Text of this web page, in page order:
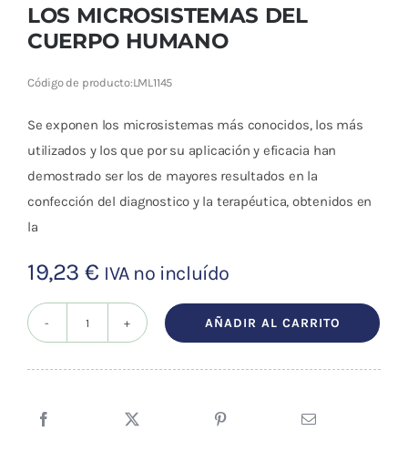
Terapias
Material
OFERTAS
LOS MICROSISTEMAS DEL
CUERPO HUMANO
Código de producto:LML1145
Se exponen los microsistemas más conocidos, los más
utilizados y los que por su aplicación y eficacia han
demostrado ser los de mayores resultados en la
confección del diagnostico y la terapéutica, obtenidos en
la
19,23 € IVA no incluído
CUERPO
AÑADIR AL CARRITO